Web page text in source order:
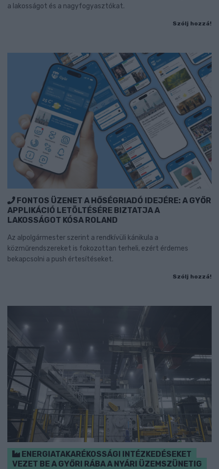
a lakosságot és a nagyfogyasztókat.
Szólj hozzá!
FONTOS ÜZENET A HŐSÉGRIADÓ IDEJÉRE: A GYŐR
APPLIKÁCIÓ LETÖLTÉSÉRE BIZTATJA A
LAKOSSÁGOT KÓSA ROLAND
Az alpolgármester szerint a rendkívüli kánikula a
közműrendszereket is fokozottan terheli, ezért érdemes
bekapcsolni a push értesítéseket.
Szólj hozzá!
ENERGIATAKARÉKOSSÁGI INTÉZKEDÉSEKET
VEZET BE A GYŐRI RÁBA A NYÁRI ÜZEMSZÜNETIG